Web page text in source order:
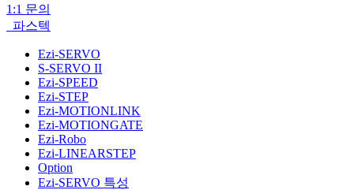
1:1 문의
파스텍
Ezi-SERVO
S-SERVO II
Ezi-SPEED
Ezi-STEP
Ezi-MOTIONLINK
Ezi-MOTIONGATE
Ezi-Robo
Ezi-LINEARSTEP
Option
Ezi-SERVO 특성